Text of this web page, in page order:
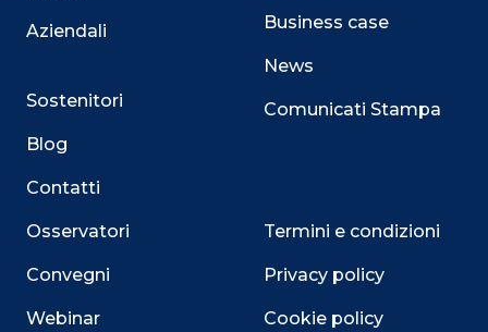
Aziendali
Sostenitori
Blog
Contatti
Osservatori
Convegni
Webinar
Business case
News
Comunicati Stampa
Termini e condizioni
Privacy policy
Cookie policy